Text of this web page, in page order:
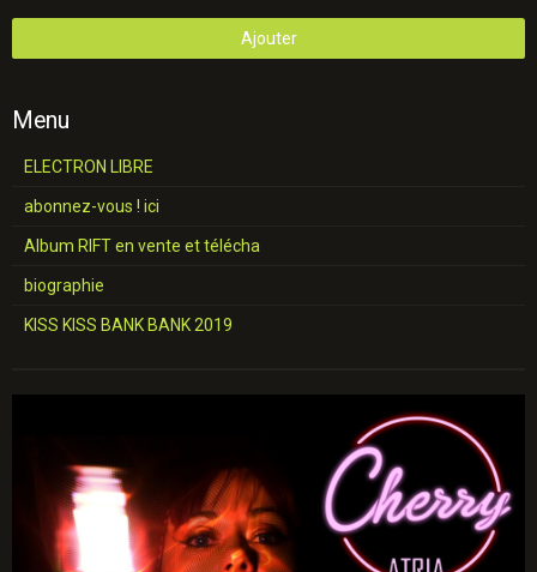
Ajouter
Menu
ELECTRON LIBRE
abonnez-vous ! ici
Album RIFT en vente et télécha
biographie
KISS KISS BANK BANK 2019